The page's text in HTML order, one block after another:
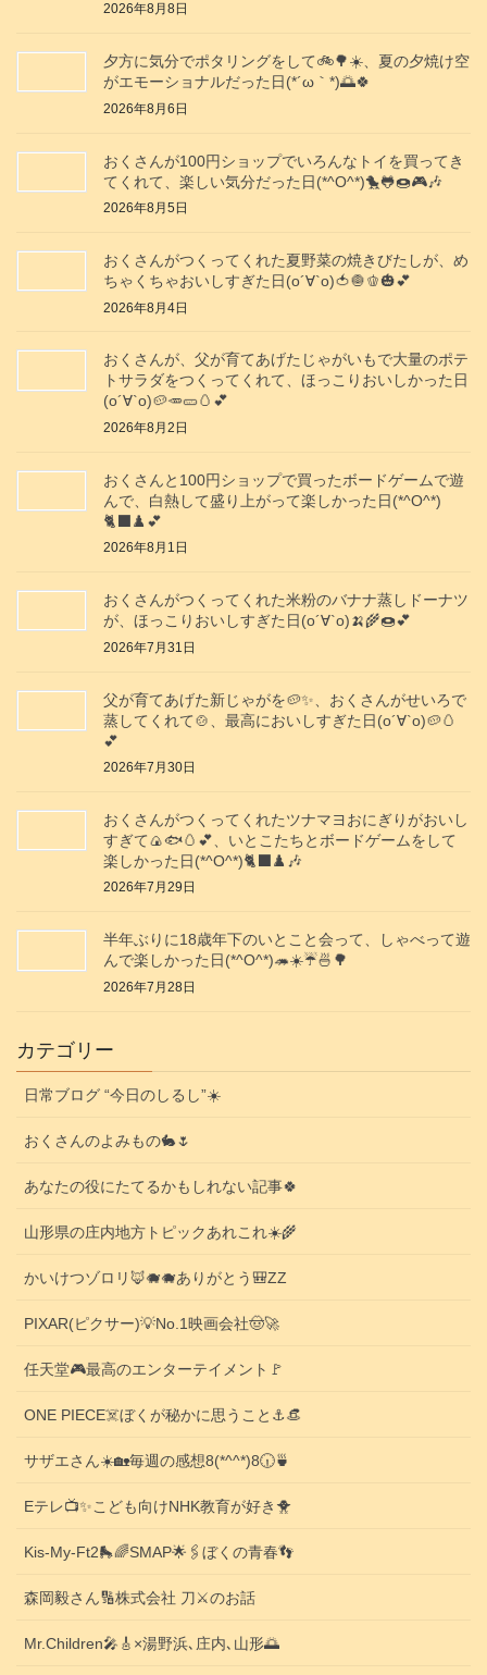
2026年8月8日
夕方に気分でポタリングをして🚲️🌳☀️、夏の夕焼け空
がエモーショナルだった日(⁠*⁠´⁠ω⁠｀⁠*⁠)🌅🍀
2026年8月6日
おくさんが100円ショップでいろんなトイを買ってき
てくれて、楽しい気分だった日(*^O^*)🐤🐸🍩🎮️🎶
2026年8月5日
おくさんがつくってくれた夏野菜の焼きびたしが、め
ちゃくちゃおいしすぎた日(о´∀`о)🍅🧅🫑🎃💕
2026年8月4日
おくさんが、父が育てあげたじゃがいもで大量のポテ
トサラダをつくってくれて、ほっこりおいしかった日
(о´∀`о)🥔🥕🥒🥚💕
2026年8月2日
おくさんと100円ショップで買ったボードゲームで遊
んで、白熱して盛り上がって楽しかった日(*^O^*)
🐈‍⬛♟️💕
2026年8月1日
おくさんがつくってくれた米粉のバナナ蒸しドーナツ
が、ほっこりおいしすぎた日(о´∀`о)🍌🌾🍩💕
2026年7月31日
父が育てあげた新じゃがを🥔✨️、おくさんがせいろで
蒸してくれて🍲、最高においしすぎた日(о´∀`о)🥔🥚
💕
2026年7月30日
おくさんがつくってくれたツナマヨおにぎりがおいし
すぎて🍙🐟️🥚💕、いとこたちとボードゲームをして
楽しかった日(*^O^*)🐈‍⬛♟️🎶
2026年7月29日
半年ぶりに18歳年下のいとこと会って、しゃべって遊
んで楽しかった日(*^O^*)🦔☀️☔🍜🌳
2026年7月28日
カテゴリー
日常ブログ “今日のしるし”☀️
おくさんのよみもの🐇🌷
あなたの役にたてるかもしれない記事🍀
山形県の庄内地方トピックあれこれ☀️🌾
かいけつゾロリ🦊🐗🐗ありがとう🎒ZZ
PIXAR(ピクサー)💡No.1映画会社🤠🚀
任天堂🎮️最高のエンターテイメント🚩
ONE PIECE☠️ぼくが秘かに思うこと⚓️👒
サザエさん☀️🏡毎週の感想8(*^^*)8🕡️🍵
Eテレ📺️✨こども向けNHK教育が好き🐥
Kis-My-Ft2🛼🌈SMAP🌟🖇️ぼくの青春👣
森岡毅さん🔢株式会社 刀⚔️のお話
Mr.Children🎤🎸×湯野浜､庄内､山形🌅